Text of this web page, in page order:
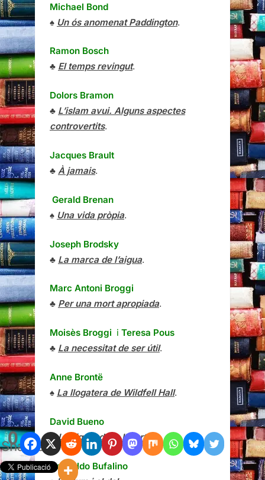
0
Shares
Michael Bond
♠ Un ós anomenat Paddington.
Ramon Bosch
♣ El temps revingut.
Dolors Bramon
♣ L’islam avui. Alguns aspectes
controvertits.
Jacques Brault
♣ À jamais.
Gerald Brenan
♠ Una vida pròpia.
Joseph Brodsky
♣ La marca de l’aigua.
Marc Antoni Broggi
♣ Per una mort apropiada.
Moisès Broggi i Teresa Pous
♣ La necessitat de ser útil.
Anne Brontë
♠ La llogatera de Wildfell Hall.
David Bueno
♣L’enigma de la llibertat.
Gesualdo Bufalino